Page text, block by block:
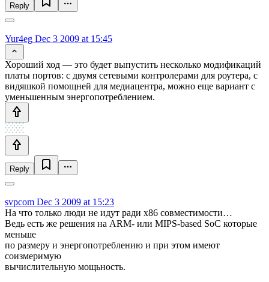
Reply
Yur4eg Dec 3 2009 at 15:45
Хороший ход — это будет выпустить несколько модификаций
платы портов: с двумя сетевыми контролерами для роутера, с
видяшкой помощней для медиацентра, можно еще вариант с
уменьшенным энергопотреблением.
Reply
svpcom Dec 3 2009 at 15:23
На что только люди не идут ради x86 совместимости…
Ведь есть же решения на ARM- или MIPS-based SoC которые
меньше
по размеру и энергопотреблению и при этом имеют
соизмеримую
вычислительную мощьность.